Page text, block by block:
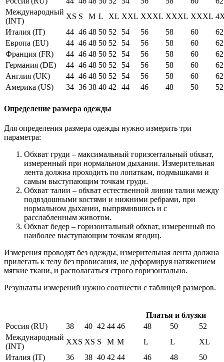
Международный
(INT)
XS S M L XL XXL XXXL XXXL XXXL
Италия (IT)
44 46 48 50 52 54 56 58 60
62
Европа (EU)
44 46 48 50 52 54 56 58 60
62
Франция (FR)
44 46 48 50 52 54 56 58 60
62
Германия (DE)
44 46 48 50 52 54 56 58 60
62
Англия (UK)
44 46 48 50 52 54 56 58 60
62
Америка (US)
34 36 38 40 42 44 46 48 50 52
Определение размера одежды
Для определения размера одежды нужно измерить три
параметра:
Обхват груди – максимальный горизонтальный обхват,
измеренный при нормальном дыхании. Измерительная
лента должна проходить по лопаткам, подмышками и
самым выступающим точкам груди.
Обхват талии – обхват естественной линии талии между
подвздошными костями и нижними ребрами, при
нормальном дыхании, выпрямившись и с
расслабленным животом.
Обхват бедер – горизонтальный обхват, измеренный по
наиболее выступающим точкам ягодиц.
Измерения проводят без одежды, измерительная лента должна
прилегать к телу без провисания, не деформируя натяжением
мягкие ткани, и располагаться строго горизонтально.
Результаты измерений нужно соотнести с таблицей размеров.
Платья и блузки
Россия (RU)
38 40 42 44 46 48 50
52
Международный
(INT)
XXS XS S M M L L
XL
Италия (IT)
36 38 40 42 44 46 48
50